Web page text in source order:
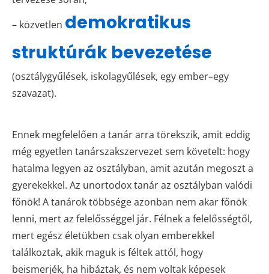
– közvetlen demokratikus
struktúrák bevezetése
(osztálygyűlések, iskolagyűlések, egy ember–egy
szavazat).
Ennek megfelelően a tanár arra törekszik, amit eddig
még egyetlen tanárszakszervezet sem követelt: hogy
hatalma legyen az osztályban, amit azután megoszt a
gyerekekkel. Az unortodox tanár az osztályban valódi
főnök! A tanárok többsége azonban nem akar főnök
lenni, mert az felelősséggel jár. Félnek a felelősségtől,
mert egész életükben csak olyan emberekkel
találkoztak, akik maguk is féltek attól, hogy
beismerjék, ha hibáztak, és nem voltak képesek